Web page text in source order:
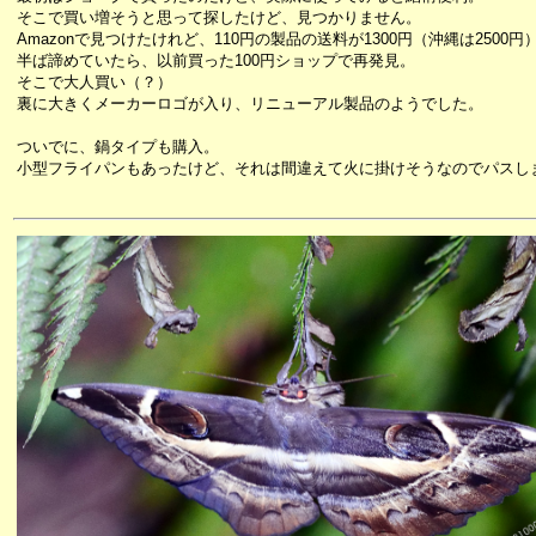
そこで買い増そうと思って探したけど、見つかりません。
Amazonで見つけたけれど、110円の製品の送料が1300円（沖縄は2500円
半ば諦めていたら、以前買った100円ショップで再発見。
そこで大人買い（？）
裏に大きくメーカーロゴが入り、リニューアル製品のようでした。
ついでに、鍋タイプも購入。
小型フライパンもあったけど、それは間違えて火に掛けそうなのでパスし